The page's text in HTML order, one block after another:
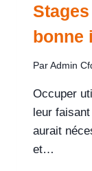
bonne
Par Admin
Occuper
leur
aurait
et…